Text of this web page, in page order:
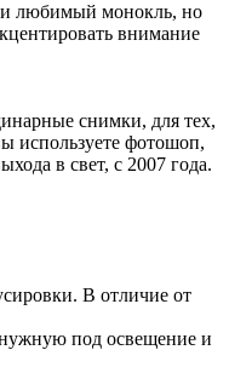
и любимый монокль, но
внимание
снимки, для тех,
используете фотошоп,
в свет, с 2007 года.
В отличие от
нужную под освещение и